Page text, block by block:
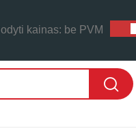
kainas: be PVM